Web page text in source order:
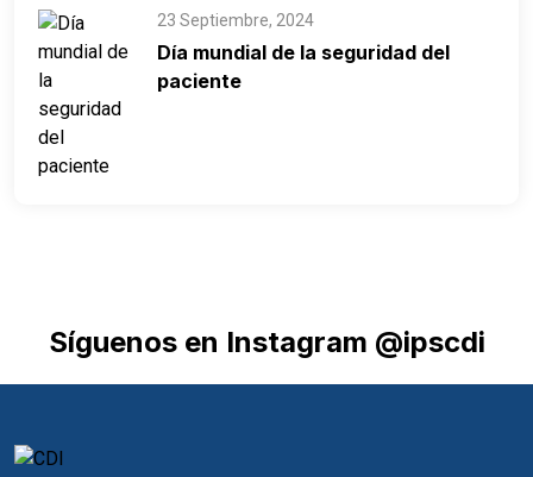
23 Septiembre, 2024
Día mundial de la seguridad del
paciente
Síguenos en Instagram @ipscdi